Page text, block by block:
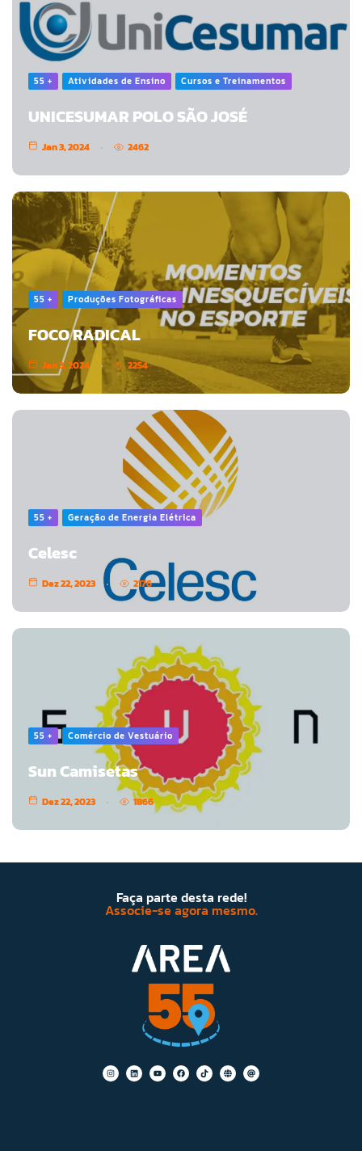
55 + Atividades de Ensino Cursos e Treinamentos
UNICESUMAR POLO SÃO JOSÉ
Jan 3, 2024 2462
55 + Produções Fotográficas
FOCO RADICAL
Jan 3, 2024 2254
55 + Geração de Energia Elétrica
Celesc
Dez 22, 2023 2176
55 + Comércio de Vestuário
Sun Camisetas
Dez 22, 2023 1866
Faça parte desta rede!
Associe-se agora mesmo.